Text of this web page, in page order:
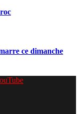
ce dimanche